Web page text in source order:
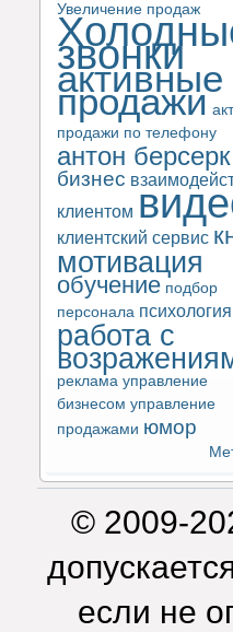
Увеличение продаж
звонки
активные
продажи
продажи по телефону
антон берсерк
бизнес
клиентом
клиентский сервис
мотивация
обучение подбор
персонала психология
работа с
реклама управление
бизнесом управление
продажами юмор
© 2009-
если не